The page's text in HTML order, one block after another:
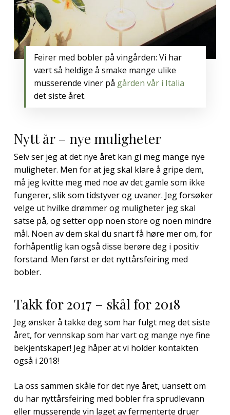
Feirer med bobler på vingården: Vi har
vært så heldige å smake mange ulike
musserende viner på gården vår i Italia
det siste året.
Nytt år – nye muligheter
Selv ser jeg at det nye året kan gi meg mange nye
muligheter. Men for at jeg skal klare å gripe dem,
må jeg kvitte meg med noe av det gamle som ikke
fungerer, slik som tidstyver og uvaner. Jeg forsøker
velge ut hvilke drømmer og muligheter jeg skal
satse på, og setter opp noen store og noen mindre
mål. Noen av dem skal du snart få høre mer om, for
forhåpentlig kan også disse berøre deg i positiv
forstand. Men først er det nyttårsfeiring med
bobler.
Takk for 2017 – skål for 2018
Jeg ønsker å takke deg som har fulgt meg det siste
året, for vennskap som har vart og mange nye fine
bekjentskaper! Jeg håper at vi holder kontakten
også i 2018!
La oss sammen skåle for det nye året, uansett om
du har nyttårsfeiring med bobler fra sprudlevann
eller musserende vin laget av fermenterte druer